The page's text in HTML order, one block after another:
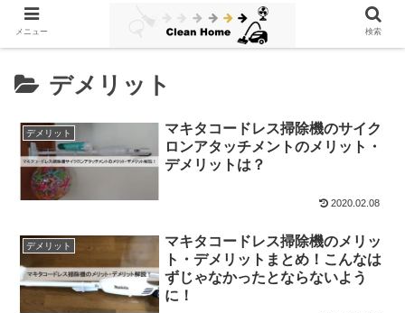
デメリット
デメリット
マキタコードレス掃除機のサイク
ロンアタッチメントのメリット・
デメリットは？
2020.02.08
デメリット
マキタコードレス掃除機のメリッ
ト・デメリットまとめ！こんなは
ずじゃなかったとならないよう
に！
メニュー 検索